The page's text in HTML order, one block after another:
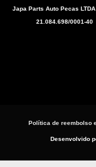
b
s
a
Japa Parts Auto Pecas LTDA
21.084.698/0001-40
Política de reembolso
Desenvolvido